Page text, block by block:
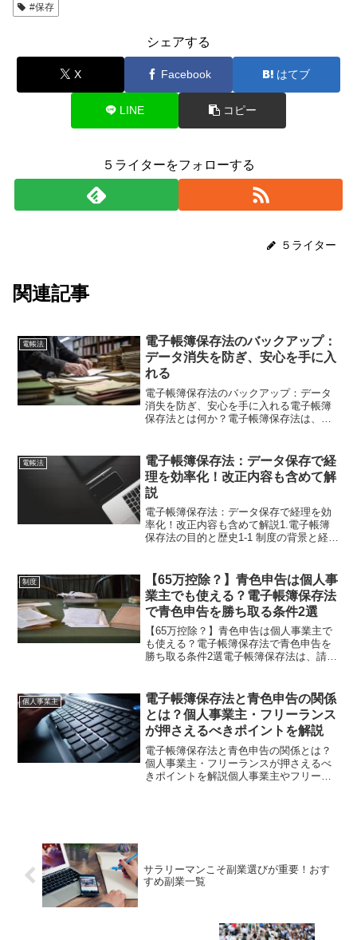
#保存
シェアする
X Facebook はてブ
LINE コピー
５ライターをフォローする
５ライター
関連記事
電帳法
電子帳簿保存法のバックアップ：
データ消失を防ぎ、安心を手に入
れる
電子帳簿保存法のバックアップ：データ
消失を防ぎ、安心を手に入れる電子帳簿
保存法とは何か？電子帳簿保存法は、経
ます。この目的を達成するために、デジ
タル化への容易性の差によ...
電帳法
電子帳簿保存法：データ保存で経
理を効率化！改正内容も含めて解
説
電子帳簿保存法：データ保存で経理を効
率化！改正内容も含めて解説1.電子帳簿
保存法の目的と歴史1‑1 制度の背景と経緯
る仕組みとして発展しました。2022年の
改正で、...
制度
【65万控除？】青色申告は個人事
業主でも使える？電子帳簿保存法
で青色申告を勝ち取る条件2選
【65万控除？】青色申告は個人事業主で
も使える？電子帳簿保存法で青色申告を
勝ち取る条件2選電子帳簿保存法は、請求
す。2024年1月から、電子取引のデータを
電子データとして...
個人事業主
電子帳簿保存法と青色申告の関係
とは？個人事業主・フリーランス
が押さえるべきポイントを解説
電子帳簿保存法と青色申告の関係とは？
個人事業主・フリーランスが押さえるべ
きポイントを解説個人事業主やフリーラ
サラリーマンこそ副業選びが重要！おす
すめ副業一覧